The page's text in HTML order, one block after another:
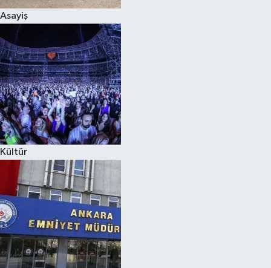
Asayiş
Kültür
Kadın
Kim kimdir?
Kültür Sanat
Sağlık
Siyaset
Teknoloji
Televizyon
Yaşam-Çevre